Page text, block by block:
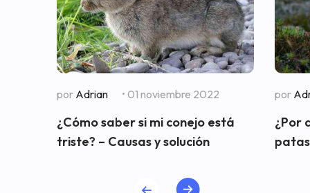
por Adrian • 01 noviembre 2022
¿Cómo saber si mi conejo está
triste? – Causas y solución
por
¿Por